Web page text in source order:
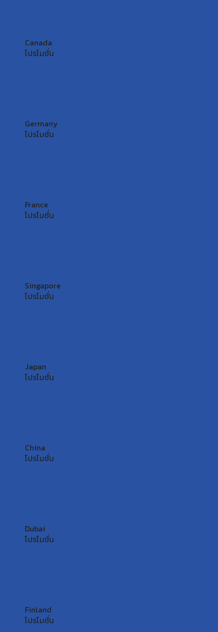
Canada
โปรโมชั่น
Germany
โปรโมชั่น
France
โปรโมชั่น
Singapore
โปรโมชั่น
Japan
โปรโมชั่น
China
โปรโมชั่น
Dubai
โปรโมชั่น
Finland
โปรโมชั่น